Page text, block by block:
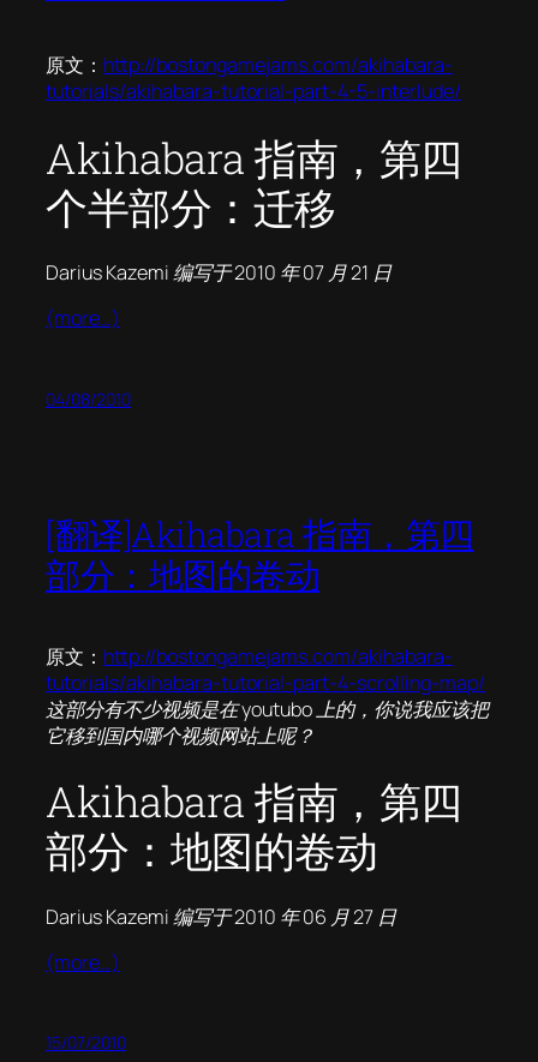
原文： http://bostongamejams.com/akihabara-
tutorials/akihabara-tutorial-part-4-5-interlude/
Akihabara 指南，第四
个半部分：迁移
Darius Kazemi 编写于 2010 年 07 月 21 日
(more…)
04/08/2010
[翻译]Akihabara 指南，第四
部分：地图的卷动
原文： http://bostongamejams.com/akihabara-
tutorials/akihabara-tutorial-part-4-scrolling-map/
这部分有不少视频是在 youtubo 上的，你说我应该把
它移到国内哪个视频网站上呢？
Akihabara 指南，第四
部分：地图的卷动
Darius Kazemi 编写于 2010 年 06 月 27 日
(more…)
15/07/2010